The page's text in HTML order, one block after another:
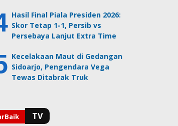
Hasil Final Piala Presiden 2026:
Skor Tetap 1-1, Persib vs
Persebaya Lanjut Extra Time
Kecelakaan Maut di Gedangan
Sidoarjo, Pengendara Vega
Tewas Ditabrak Truk